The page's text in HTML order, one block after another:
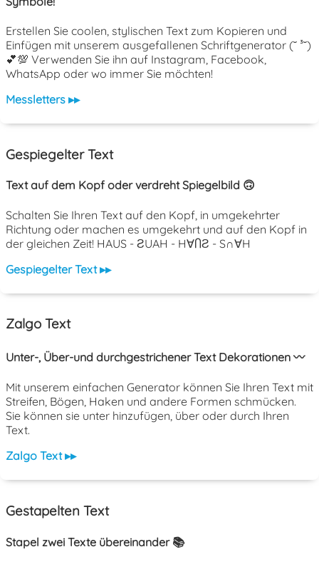
Erstellen Sie coolen, stylischen Text zum Kopieren und
Einfügen mit unserem ausgefallenen Schriftgenerator (˘ ³˘)
💕💯 Verwenden Sie ihn auf Instagram, Facebook,
WhatsApp oder wo immer Sie möchten!
Messletters ▸▸
Gespiegelter Text
Text auf dem Kopf oder verdreht Spiegelbild 🙃
Schalten Sie Ihren Text auf den Kopf, in umgekehrter
Richtung oder machen es umgekehrt und auf den Kopf in
der gleichen Zeit! HAUS - ƧUAH - H∀ႶƧ - S∩∀H
Gespiegelter Text ▸▸
Zalgo Text
Unter-, Über-und durchgestrichener Text Dekorationen 〰️
Mit unserem einfachen Generator können Sie Ihren Text mit
Streifen, Bögen, Haken und andere Formen schmücken.
Sie können sie unter hinzufügen, über oder durch Ihren
Text.
Zalgo Text ▸▸
Gestapelten Text
Stapel zwei Texte übereinander 📚